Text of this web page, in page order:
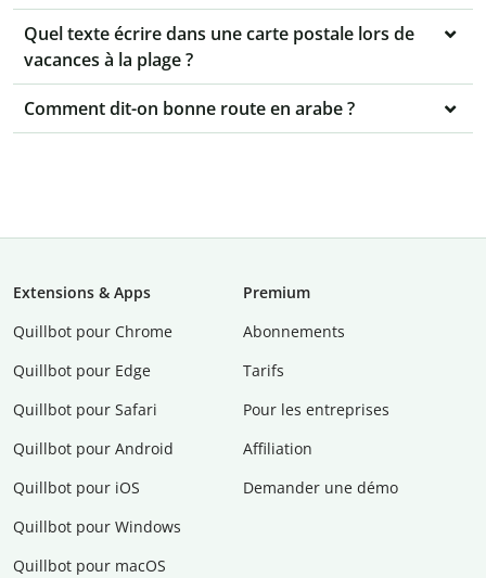
Quel texte écrire dans une carte postale lors de
vacances à la plage ?
Comment dit-on bonne route en arabe ?
Extensions & Apps
Quillbot pour Chrome
Quillbot pour Edge
Quillbot pour Safari
Quillbot pour Android
Quillbot pour iOS
Quillbot pour Windows
Quillbot pour macOS
Premium
Abonnements
Tarifs
Pour les entreprises
Affiliation
Demander une démo